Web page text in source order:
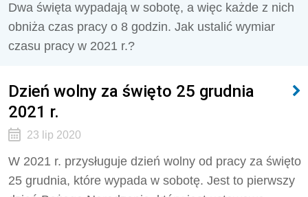
Dwa święta wypadają w sobotę, a więc każde z nich
obniża czas pracy o 8 godzin. Jak ustalić wymiar
czasu pracy w 2021 r.?
Dzień wolny za święto 25 grudnia
2021 r.
23 lip 2020
W 2021 r. przysługuje dzień wolny od pracy za święto
25 grudnia, które wypada w sobotę. Jest to pierwszy